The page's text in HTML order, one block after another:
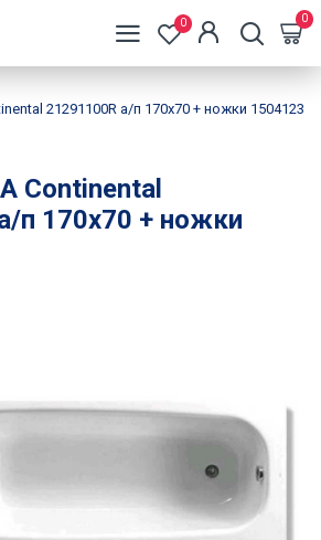
0 0
21291100R а/п 170x70 + ножки 1504123
Continental
п 170x70 + ножки